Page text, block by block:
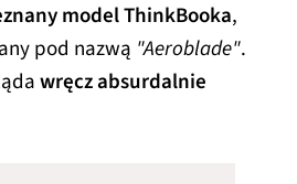
model ThinkBooka,
pod nazwą "Aeroblade".
wręcz absurdalnie